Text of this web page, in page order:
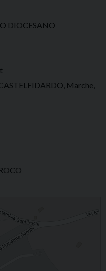
DIOCESANO
Marche,